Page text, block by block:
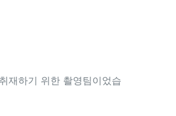
재하기 위한 촬영팀이었습